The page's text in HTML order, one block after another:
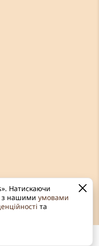
захищені
Натискаючи
з нашими умовами
та